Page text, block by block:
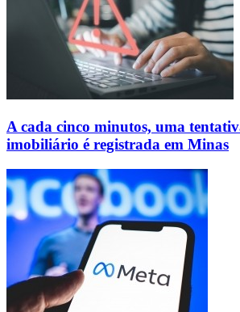
A cada cinco minutos, uma
imobiliário é registrada em Minas